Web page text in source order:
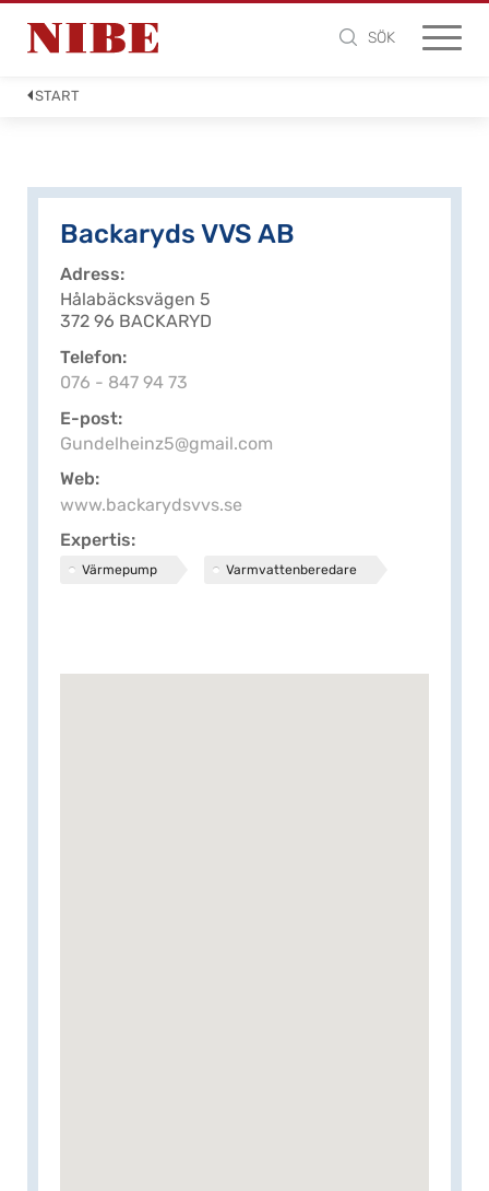
SÖK
START
Backaryds VVS AB
Adress
Hålabäcksvägen 5
372 96 BACKARYD
Telefon
076 - 847 94 73
E-post
Gundelheinz5@gmail.com
Web
www.backarydsvvs.se
Expertis
Värmepump Varmvattenberedare